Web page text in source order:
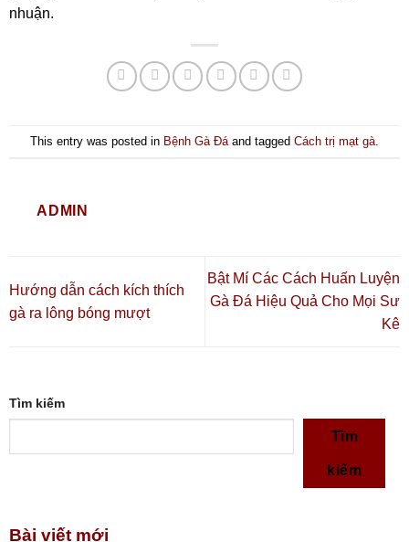
nhuận.
This entry was posted in Bệnh Gà Đá and tagged Cách trị mạt gà
ADMIN
Hướng dẫn cách kích thích
gà ra lông bóng mượt
Bật Mí Các Cách Huấn Luyện
Gà Đá Hiệu Quả Cho Mọi Sư
Kê
Tìm kiếm
Tìm
kiếm
Bài viết mới